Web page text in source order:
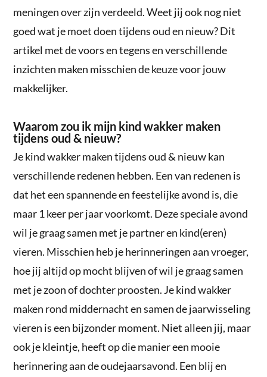
meningen over zijn verdeeld. Weet jij ook nog niet
goed wat je moet doen tijdens oud en nieuw? Dit
artikel met de voors en tegens en verschillende
inzichten maken misschien de keuze voor jouw
makkelijker.
Waarom zou ik mijn kind wakker maken
tijdens oud & nieuw?
Je kind wakker maken tijdens oud & nieuw kan
verschillende redenen hebben. Een van redenen is
dat het een spannende en feestelijke avond is, die
maar 1 keer per jaar voorkomt. Deze speciale avond
wil je graag samen met je partner en kind(eren)
vieren. Misschien heb je herinneringen aan vroeger,
hoe jij altijd op mocht blijven of wil je graag samen
met je zoon of dochter proosten. Je kind wakker
maken rond middernacht en samen de jaarwisseling
vieren is een bijzonder moment. Niet alleen jij, maar
ook je kleintje, heeft op die manier een mooie
herinnering aan de oudejaarsavond. Een blij en